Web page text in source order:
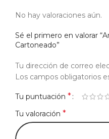
No hay valoraciones aún.
Sé el primero en valorar
Cartoneado”
Tu dirección de correo
Los campos obligatorios
Tu puntuación *
Tu valoración *